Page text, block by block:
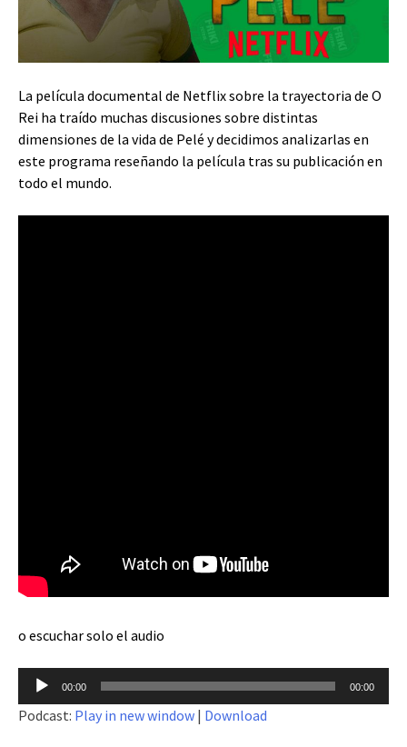
La película documental de Netflix sobre la trayectoria de O
Rei ha traído muchas discusiones sobre distintas
dimensiones de la vida de Pelé y decidimos analizarlas en
este programa reseñando la película tras su publicación en
todo el mundo.
o escuchar solo el audio
Reproductor
audio
00:00 00:00
Podcast: Play in new window | Download